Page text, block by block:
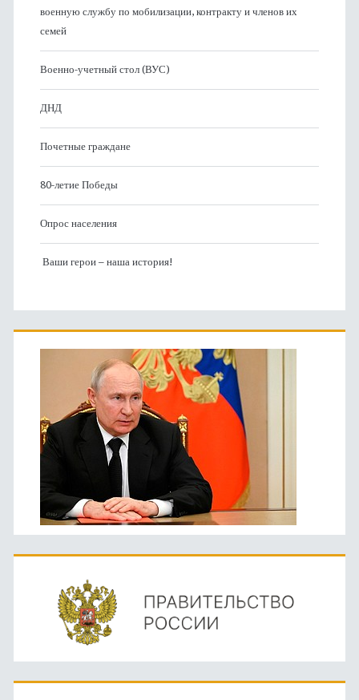
военную службу по мобилизации, контракту и членов их
семей
Военно-учетный стол (ВУС)
ДНД
Почетные граждане
80-летие Победы
Опрос населения
Ваши герои – наша история!